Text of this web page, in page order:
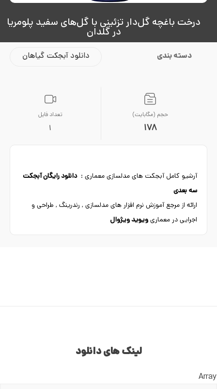
درخت باغچه گل‌دار تزئینی با گل‌های سفید پلومریا
در گلدان
دسته بندی دانلود آبجکت گیاهان
حجم (مگابایت)
178
تعداد فایل
1
آرشیو کامل آبجکت های مدلسازی معماری :دانلود رایگان آبجکت
سه بعدی
ارائه از مرجع آموزش نرم افزار های مدلسازی , رندرینگ , طراحی و
اجرایی در معماریویوید ویژوال
لینک های دانلود
Array